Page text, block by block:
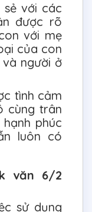
với các
được rõ
với mẹ
của con
người ở
tình cảm
cùng trân
phúc
luôn có
văn 6/2
sử dụng